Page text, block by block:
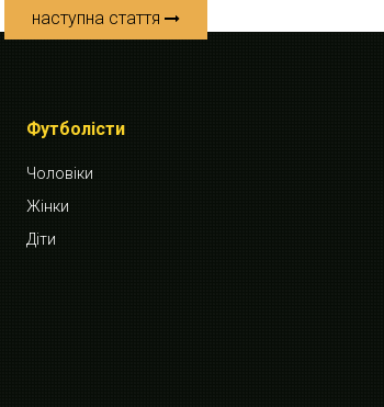
наступна стаття
Футболісти
Чоловіки
Жінки
Діти